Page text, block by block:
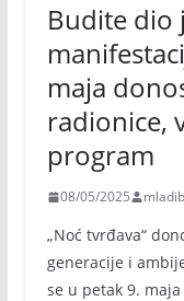
Budite dio
maja
radionice,
program
08/05/2025
„Noć tvrđava“
generacije i
se u petak 9. maja